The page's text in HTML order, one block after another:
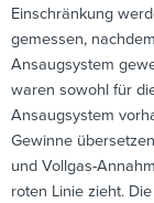
Einschränkung
gemessen,
Ansaugsystem
waren sowohl für
Ansaugsystem
Gewinne
und Vollgas-
roten Linie zieht.